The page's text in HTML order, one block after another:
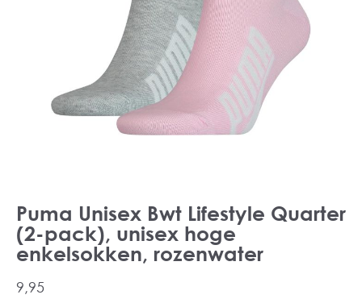
Puma Unisex Bwt Lifestyle Quarter
(2-pack), unisex hoge
enkelsokken, rozenwater
9,95